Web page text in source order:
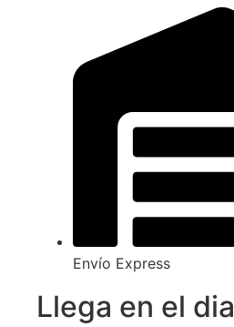
Envío Express
Llega en el dia